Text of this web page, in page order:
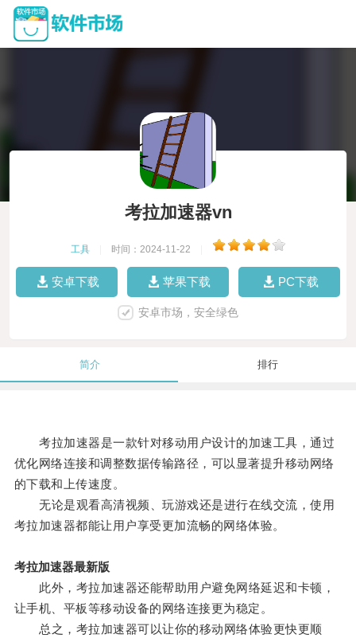
考拉加速器vn
工具 时间：2024-11-22
安卓下载 苹果下载 PC下载
安卓市场，安全绿色
简介 排行
考拉加速器是一款针对移动用户设计的加速工具，通过
优化网络连接和调整数据传输路径，可以显著提升移动网络
的下载和上传速度。
无论是观看高清视频、玩游戏还是进行在线交流，使用
考拉加速器都能让用户享受更加流畅的网络体验。
考拉加速器最新版
此外，考拉加速器还能帮助用户避免网络延迟和卡顿，
让手机、平板等移动设备的网络连接更为稳定。
总之，考拉加速器可以让你的移动网络体验更快更顺